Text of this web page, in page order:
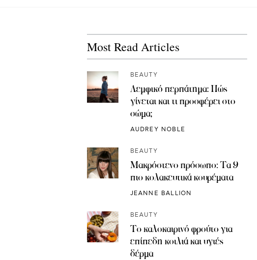
Most Read Articles
BEAUTY
Λεμφικό περπάτημα: Πώς
γίνεται και τι προσφέρει στο
σώμα;
AUDREY NOBLE
BEAUTY
Μακρόστενο πρόσωπο: Τα 9
πιο κολακευτικά κουρέματα
JEANNE BALLION
BEAUTY
Το καλοκαιρινό φρούτο για
επίπεδη κοιλιά και υγιές
δέρμα